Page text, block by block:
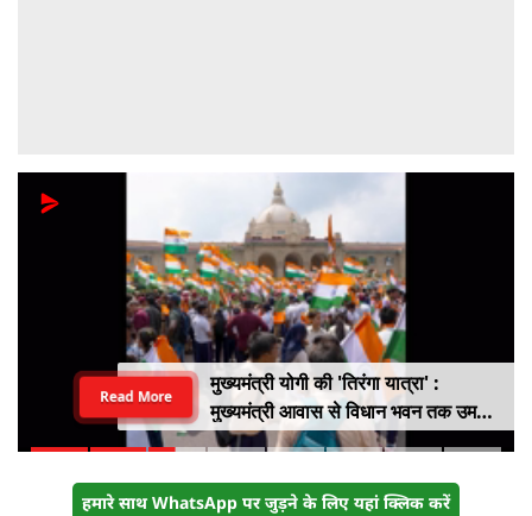
मुख्यमंत्री योगी की 'तिरंगा यात्रा' :
मुख्यमंत्री आवास से विधान भवन तक उमड़ा
युवाओं का सैलाब
Read More
हमारे साथ WhatsApp पर जुड़ने के लिए यहां क्लिक करें